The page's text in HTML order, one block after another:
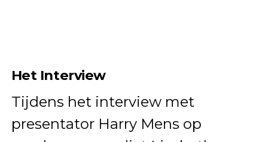
Het Interview
Tijdens het interview met
presentator Harry Mens op